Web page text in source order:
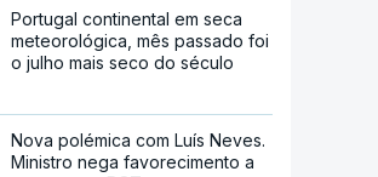
Portugal continental em seca
meteorológica, mês passado foi
o julho mais seco do século
Nova polémica com Luís Neves.
Ministro nega favorecimento a